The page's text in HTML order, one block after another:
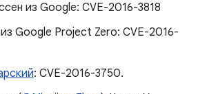
из Google: CVE-2016-3818
Google Project Zero: CVE-2016-
: CVE-2016-3750.